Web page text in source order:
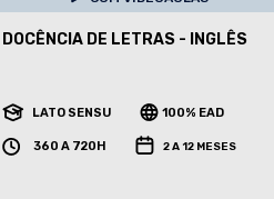
DOCÊNCIA DE LETRAS - INGLÊS
LATO SENSU 100% EAD
360 A 720H 2 A 12 MESES